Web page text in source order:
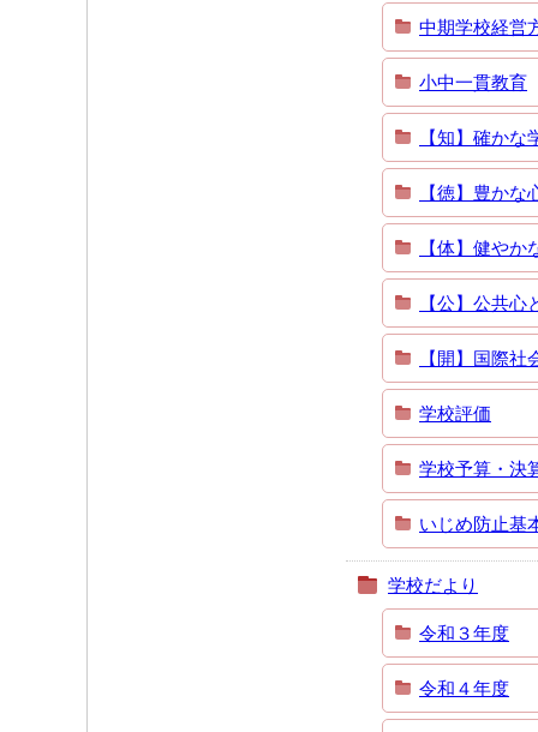
中期学校経営
小中一貫教育
【知】確かな
【徳】豊かな
【体】健やか
【公】公共
【開】国際
学校評価
学校予算・決
いじめ防止基
学校だより
令和３年度
令和４年度